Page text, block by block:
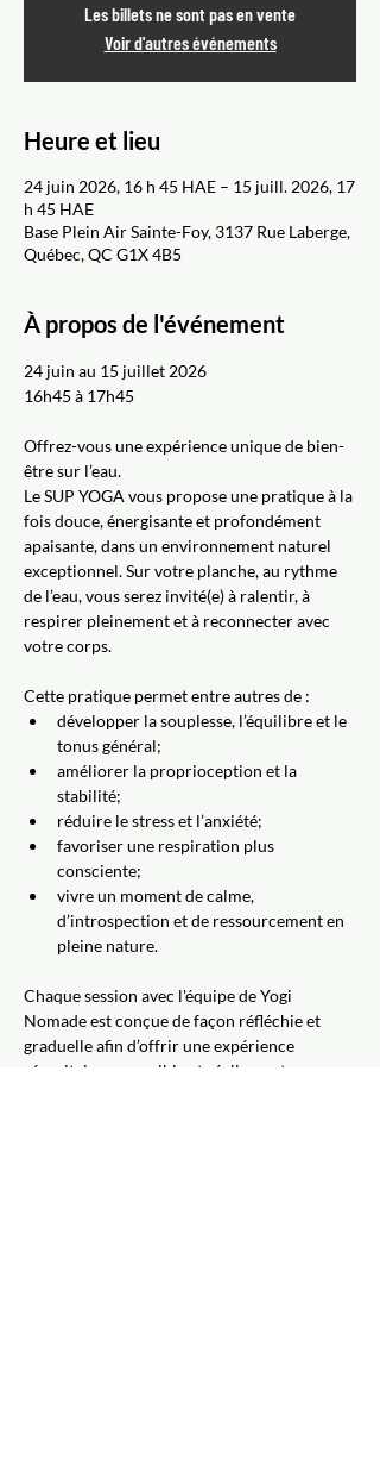
Les billets ne sont pas en vente
Voir d'autres événements
Heure et lieu
24 juin 2026, 16 h 45 HAE – 15 juill. 2026, 17
h 45 HAE
Base Plein Air Sainte-Foy, 3137 Rue Laberge,
Québec, QC G1X 4B5
À propos de l'événement
24 juin au 15 juillet 2026
16h45 à 17h45
Offrez-vous une expérience unique de bien-
être sur l’eau.
Le SUP YOGA vous propose une pratique à la
fois douce, énergisante et profondément
apaisante, dans un environnement naturel
exceptionnel. Sur votre planche, au rythme
de l’eau, vous serez invité(e) à ralentir, à
respirer pleinement et à reconnecter avec
votre corps.
Cette pratique permet entre autres de :
développer la souplesse, l’équilibre et le
tonus général;
améliorer la proprioception et la
stabilité;
réduire le stress et l’anxiété;
favoriser une respiration plus
consciente;
vivre un moment de calme,
d’introspection et de ressourcement en
pleine nature.
Chaque session avec l'équipe de Yogi
Nomade est conçue de façon réfléchie et
graduelle afin d’offrir une expérience
sécuritaire, accessible et réellement